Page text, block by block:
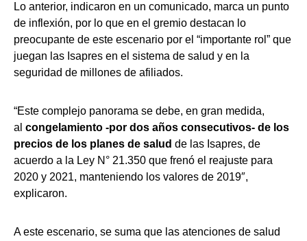
Lo anterior, indicaron en un comunicado, marca un punto
de inflexión, por lo que en el gremio destacan lo
preocupante de este escenario por el “importante rol” que
juegan las Isapres en el sistema de salud y en la
seguridad de millones de afiliados.
“Este complejo panorama se debe, en gran medida,
al congelamiento -por dos años consecutivos- de los
precios de los planes de salud de las Isapres, de
acuerdo a la Ley N° 21.350 que frenó el reajuste para
2020 y 2021, manteniendo los valores de 2019″,
explicaron.
A este escenario, se suma que las atenciones de salud